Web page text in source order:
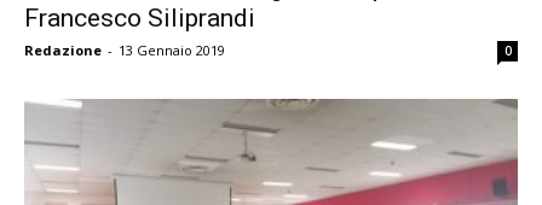
Francesco Siliprandi
Redazione - 13 Gennaio 2019 0